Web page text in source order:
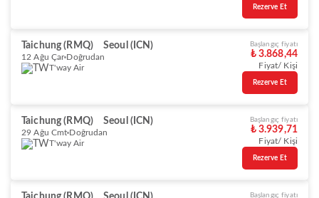
Rezerve Et
Taichung (RMQ) Seoul (ICN)
12 Ağu Çar Doğrudan
T'way Air
Başlangıç fiyatı
₺ 3.868,44
Fiyat/ Kişi
Rezerve Et
Taichung (RMQ) Seoul (ICN)
29 Ağu Cmt Doğrudan
T'way Air
Başlangıç fiyatı
₺ 3.939,71
Fiyat/ Kişi
Rezerve Et
Başlangıç fiyatı